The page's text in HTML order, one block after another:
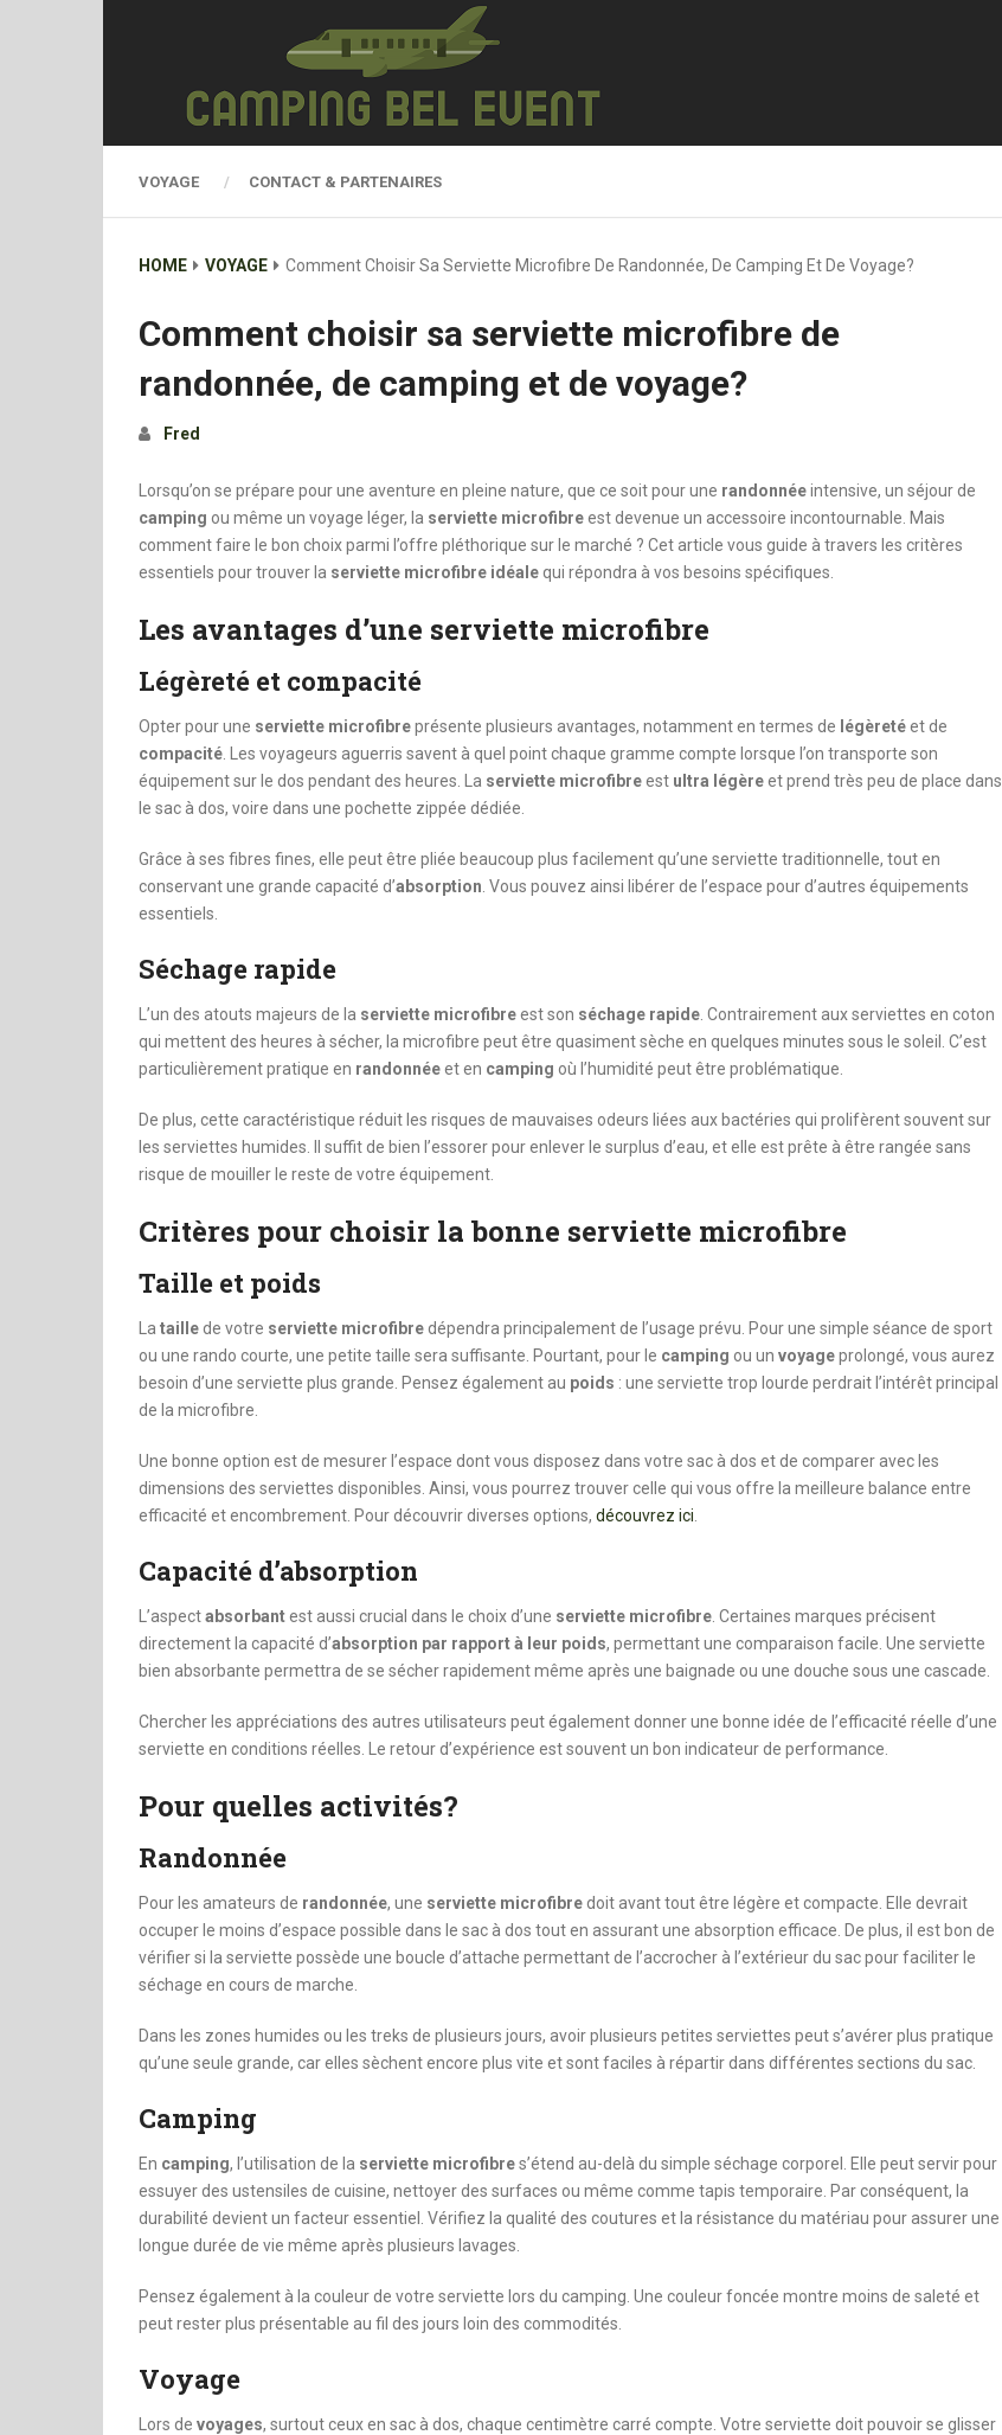
VOYAGE CONTACT & PARTENAIRES
HOME VOYAGE Comment Choisir Sa Serviette Microfibre De Randonnée, De Camping Et De Voyage?
Comment choisir sa serviette microfibre de
randonnée, de camping et de voyage?
Fred
Lorsqu’on se prépare pour une aventure en pleine nature, que ce soit pour une randonnéeintensive, un séjour de
camping ou même un voyage léger, la serviette microfibreest devenue un accessoire incontournable. Mais
comment faire le bon choix parmi l’offre pléthorique sur le marché ? Cet article vous guide à travers les critères
essentiels pour trouver la serviette microfibre idéale qui répondra à vos besoins spécifiques.
Les avantages d’une serviette microfibre
Légèreté et compacité
Opter pour une serviette microfibreprésente plusieurs avantages, notamment en termes de légèretéet de
compacité . Les voyageurs aguerris savent à quel point chaque gramme compte lorsque l’on transporte son
équipement sur le dos pendant des heures. La serviette microfibreest ultra légèreet prend très peu de place dans
le sac à dos, voire dans une pochette zippée dédiée.
Grâce à ses fibres fines, elle peut être pliée beaucoup plus facilement qu’une serviette traditionnelle, tout en
conservant une grande capacité d’absorption . Vous pouvez ainsi libérer de l’espace pour d’autres équipements
essentiels.
Séchage rapide
L’un des atouts majeurs de la serviette microfibreest son séchage rapide . Contrairement aux serviettes en coton
qui mettent des heures à sécher, la microfibre peut être quasiment sèche en quelques minutes sous le soleil. C’est
particulièrement pratique en randonnéeet en camping où l’humidité peut être problématique.
De plus, cette caractéristique réduit les risques de mauvaises odeurs liées aux bactéries qui prolifèrent souvent sur
les serviettes humides. Il suffit de bien l’essorer pour enlever le surplus d’eau, et elle est prête à être rangée sans
risque de mouiller le reste de votre équipement.
Critères pour choisir la bonne serviette microfibre
Taille et poids
La taille de votre serviette microfibre dépendra principalement de l’usage prévu. Pour une simple séance de sport
ou une rando courte, une petite taille sera suffisante. Pourtant, pour le camping ou un voyageprolongé, vous aurez
besoin d’une serviette plus grande. Pensez également au poids : une serviette trop lourde perdrait l’intérêt principal
de la microfibre.
Une bonne option est de mesurer l’espace dont vous disposez dans votre sac à dos et de comparer avec les
dimensions des serviettes disponibles. Ainsi, vous pourrez trouver celle qui vous offre la meilleure balance entre
efficacité et encombrement. Pour découvrir diverses options, découvrez ici
Capacité d’absorption
L’aspectabsorbantest aussi crucial dans le choix d’une serviette microfibre . Certaines marques précisent
directement la capacité d’absorption par rapport à leur poids, permettant une comparaison facile. Une serviette
bien absorbante permettra de se sécher rapidement même après une baignade ou une douche sous une cascade.
Chercher les appréciations des autres utilisateurs peut également donner une bonne idée de l’efficacité réelle d’une
serviette en conditions réelles. Le retour d’expérience est souvent un bon indicateur de performance.
Pour quelles activités?
Randonnée
Pour les amateurs de randonnée, une serviette microfibre doit avant tout être légère et compacte. Elle devrait
occuper le moins d’espace possible dans le sac à dos tout en assurant une absorption efficace. De plus, il est bon de
vérifier si la serviette possède une boucle d’attache permettant de l’accrocher à l’extérieur du sac pour faciliter le
séchage en cours de marche.
Dans les zones humides ou les treks de plusieurs jours, avoir plusieurs petites serviettes peut s’avérer plus pratique
qu’une seule grande, car elles sèchent encore plus vite et sont faciles à répartir dans différentes sections du sac.
Camping
En camping, l’utilisation de la serviette microfibres’étend au-delà du simple séchage corporel. Elle peut servir pour
essuyer des ustensiles de cuisine, nettoyer des surfaces ou même comme tapis temporaire. Par conséquent, la
durabilité devient un facteur essentiel. Vérifiez la qualité des coutures et la résistance du matériau pour assurer une
longue durée de vie même après plusieurs lavages.
Pensez également à la couleur de votre serviette lors du camping. Une couleur foncée montre moins de saleté et
peut rester plus présentable au fil des jours loin des commodités.
Voyage
Lors de voyages, surtout ceux en sac à dos, chaque centimètre carré compte. Votre serviette doit pouvoir se glisser